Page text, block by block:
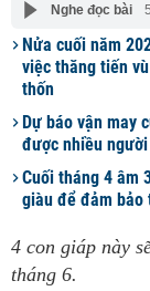
Nghe đọc bài
Nửa cuối năm
việc thăng tiến
thốn
Dự báo vận may
được nhiều
Cuối tháng 4 âm
giàu để đảm bảo
4 con giáp này
tháng 6.